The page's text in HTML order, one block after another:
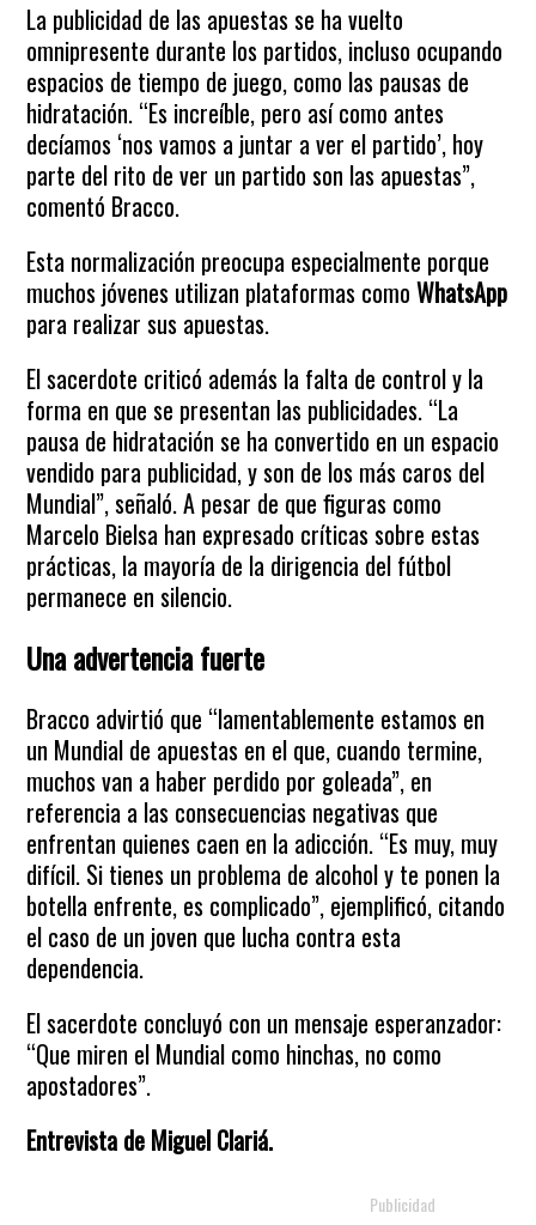
La publicidad de las apuestas se ha vuelto
omnipresente durante los partidos, incluso ocupando
espacios de tiempo de juego, como las pausas de
hidratación. “Es increíble, pero así como antes
decíamos ‘nos vamos a juntar a ver el partido’, hoy
parte del rito de ver un partido son las apuestas”,
comentó Bracco.
Esta normalización preocupa especialmente porque
muchos jóvenes utilizan plataformas comoWhatsApp
para realizar sus apuestas.
El sacerdote criticó además la falta de control y la
forma en que se presentan las publicidades. “La
pausa de hidratación se ha convertido en un espacio
vendido para publicidad, y son de los más caros del
Mundial”, señaló. A pesar de que figuras como
Marcelo Bielsa han expresado críticas sobre estas
prácticas, la mayoría de la dirigencia del fútbol
permanece en silencio.
Una advertencia fuerte
Bracco advirtió que “lamentablemente estamos en
un Mundial de apuestas en el que, cuando termine,
muchos van a haber perdido por goleada”, en
referencia a las consecuencias negativas que
enfrentan quienes caen en la adicción. “Es muy, muy
difícil. Si tienes un problema de alcohol y te ponen la
botella enfrente, es complicado”, ejemplificó, citando
el caso de un joven que lucha contra esta
dependencia.
El sacerdote concluyó con un mensaje esperanzador:
“Que miren el Mundial como hinchas, no como
apostadores”.
Entrevista de Miguel Clariá.